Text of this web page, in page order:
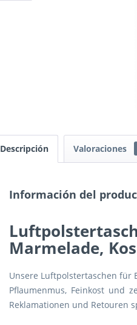
Descripción Valoraciones
Información del
Marmelade,
Unsere Luftpolstertaschen für
Pflaumenmus, Feinkost und
Reklamationen und Retouren